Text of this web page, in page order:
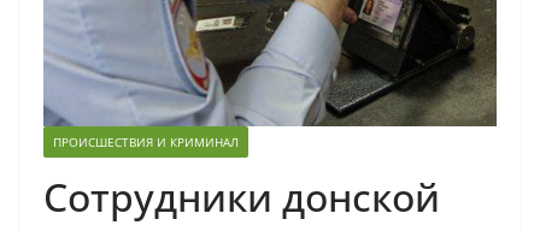
ПРОИСШЕСТВИЯ И КРИМИНАЛ
Сотрудники донской